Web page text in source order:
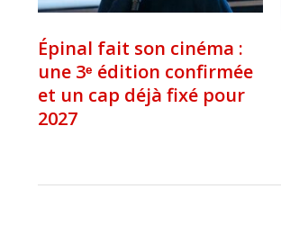
Épinal fait son cinéma :
une 3ᵉ édition confirmée
et un cap déjà fixé pour
2027